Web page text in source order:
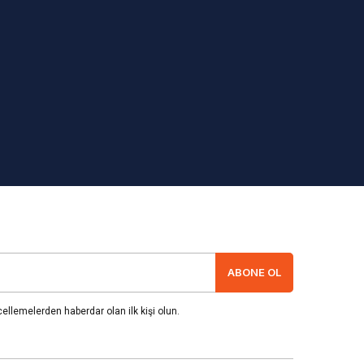
ABONE OL
haberdar olan ilk kişi olun.